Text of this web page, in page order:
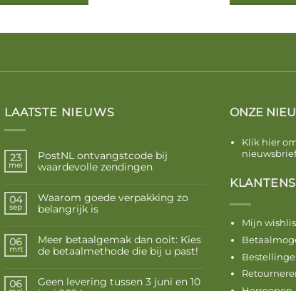
LAATSTE NIEUWS
23
mei
PostNL ontvangstcode bij
waardevolle zendingen
04
sep
Waarom goede verpakking zo
belangrijk is
06
mrt
Meer betaalgemak dan ooit: Kies
de betaalmethode die bij u past!
06
Geen levering tussen 3 juni en 10
ONZE
Klik hier
Mijn